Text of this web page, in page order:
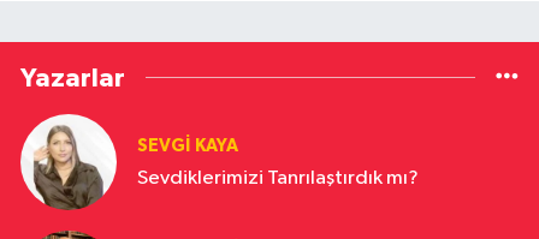
Yazarlar
SEVGI KAYA
Sevdiklerimizi Tanrılaştırdık mı?